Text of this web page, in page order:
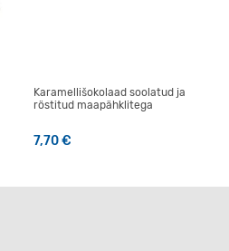
Karamellišokolaad soolatud ja
röstitud maapähklitega
7,70€